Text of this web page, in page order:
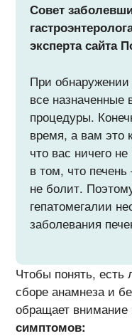
Совет
эксперта сайта
При обнаружении
все назначенные
процедуры.
время, а вам это
что вас ничего
в том, что
не болит.
гепатомегалии
заболевания
Чтобы понять, есть
сборе анамнеза и
обращает внимание
симптомов: